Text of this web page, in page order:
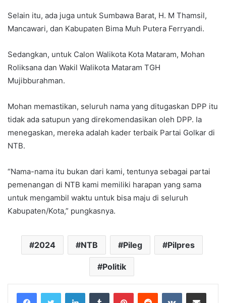
Selain itu, ada juga untuk Sumbawa Barat, H. M Thamsil,
Mancawari, dan Kabupaten Bima Muh Putera Ferryandi.
Sedangkan, untuk Calon Walikota Kota Mataram, Mohan
Roliksana dan Wakil Walikota Mataram TGH
Mujibburahman.
Mohan memastikan, seluruh nama yang ditugaskan DPP itu
tidak ada satupun yang direkomendasikan oleh DPP. Ia
menegaskan, mereka adalah kader terbaik Partai Golkar di
NTB.
“Nama-nama itu bukan dari kami, tentunya sebagai partai
pemenangan di NTB kami memiliki harapan yang sama
untuk mengambil waktu untuk bisa maju di seluruh
Kabupaten/Kota,” pungkasnya.
2024 NTB Pileg Pilpres
Politik
LinkedInTumblr PinterestReddit VKontakteShare via Email